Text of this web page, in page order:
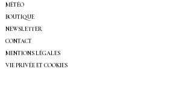
MÉTÉO
BOUTIQUE
NEWSLETTER
CONTACT
MENTIONS LÉGALES
VIE PRIVÉE ET COOKIES